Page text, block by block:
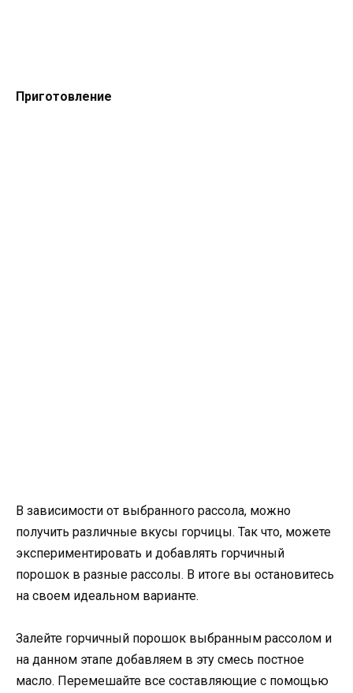
Приготовление
В зависимости от выбранного рассола, можно
получить различные вкусы горчицы. Так что, можете
экспериментировать и добавлять горчичный
порошок в разные рассолы. В итоге вы остановитесь
на своем идеальном варианте.
Залейте горчичный порошок выбранным рассолом и
на данном этапе добавляем в эту смесь постное
масло. Перемешайте все составляющие с помощью